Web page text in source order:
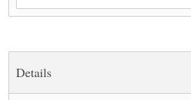
Details